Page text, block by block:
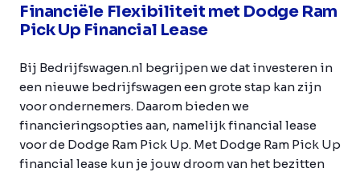
Financiële Flexibiliteit met Dodge Ram
Pick Up Financial Lease
Bij Bedrijfswagen.nl begrijpen we dat investeren in
een nieuwe bedrijfswagen een grote stap kan zijn
voor ondernemers. Daarom bieden we
financieringsopties aan, namelijk financial lease
voor de Dodge Ram Pick Up. Met Dodge Ram Pick Up
financial lease kun je jouw droom van het bezitten